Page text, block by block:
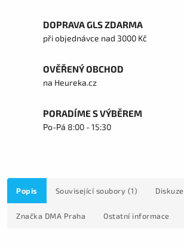
DOPRAVA GLS ZDARMA
při objednávce nad 3000 Kč
OVĚŘENÝ OBCHOD
na Heureka.cz
PORADÍME S VÝBĚREM
Po-Pá 8:00 - 15:30
Popis Související soubory (1) Diskuze
Značka DMA Praha Ostatní informace